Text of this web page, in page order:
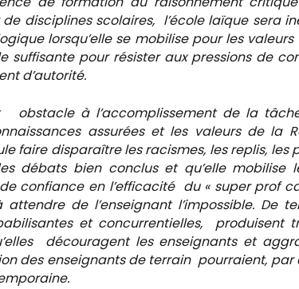
disciplines scolaires, l’école laïque sera
lorsqu’elle se mobilise pour les
pour résister aux pressions de
d’autorité.
obstacle à l’accomplissement de la
assurées et les valeurs de la
faire disparaître les racismes, les replis, les
débats bien conclus et qu’elle mobilise
confiance en l’efficacité du « super prof
de l’enseignant l’impossible. De
et concurrentielles, produisent
découragent les enseignants et
des enseignants de terrain pourraient,